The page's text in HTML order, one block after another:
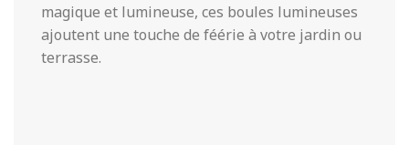
magique et lumineuse, ces boules lumineuses
ajoutent une touche de féérie à votre jardin ou
terrasse.